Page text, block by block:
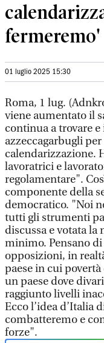
fermeremo'
01 luglio 2025 15:30
Roma, 1 lug.
viene aumentato il
continua a trovare
azzeccagarbugli
calendarizzazione.
lavoratrici e
regolamentare".
componente della
democratico. "Noi
tutti gli strumenti
discussa e votata la
minimo. Pensano
opposizioni, in
paese in cui
un paese dove
raggiunto livelli
Ecco l’idea d’Italia
combatteremo e
forze".